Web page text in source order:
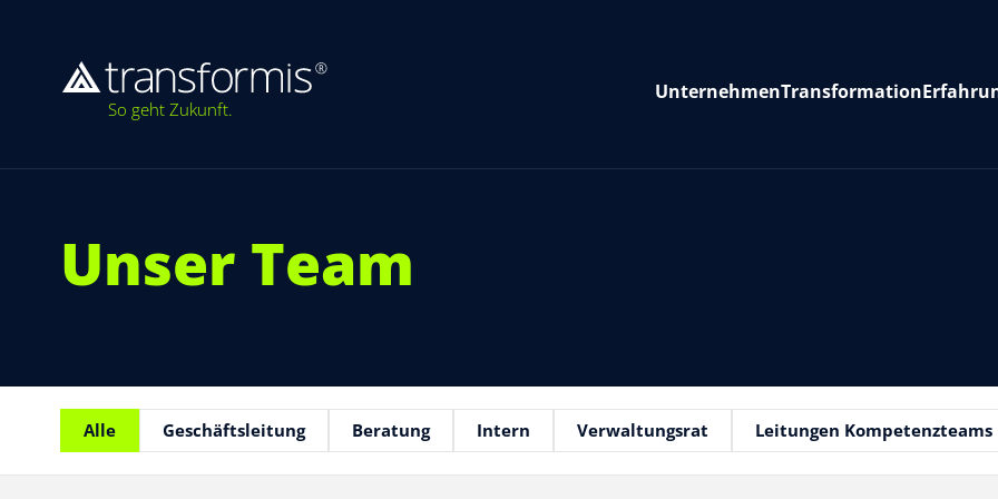
So geht Zukunft.
UnternehmenTransformation
Unser Team
Alle Geschäftsleitung Beratung Intern Verwaltungsrat Leitungen Kompetenzteams